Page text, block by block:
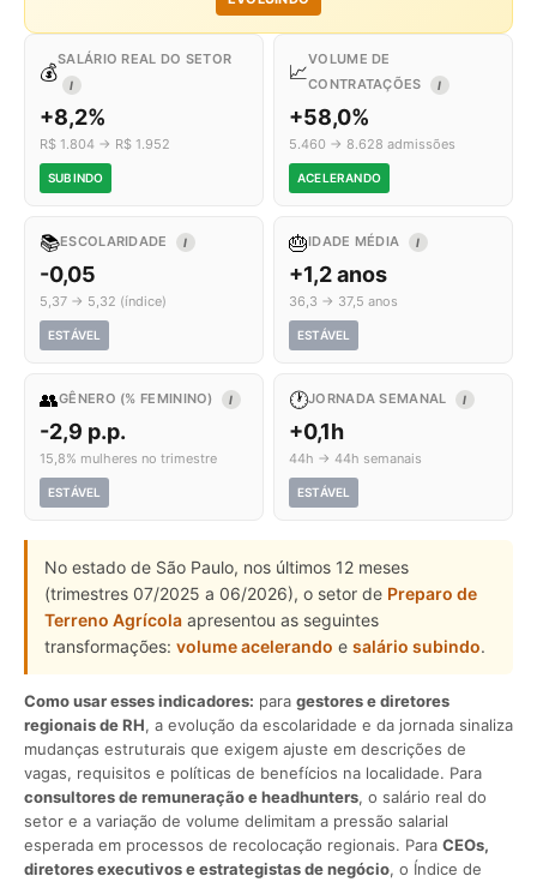
💰
SALÁRIO REAL DO SETOR
I
+8,2%
R$ 1.804 → R$ 1.952
SUBINDO
📈
VOLUME DE
CONTRATAÇÕES
I
+58,0%
5.460 → 8.628 admissões
ACELERANDO
📚ESCOLARIDADE I
-0,05
5,37 → 5,32 (índice)
ESTÁVEL
🎂IDADE MÉDIA I
+1,2 anos
36,3 → 37,5 anos
ESTÁVEL
👥GÊNERO (% FEMININO) I
-2,9 p.p.
15,8% mulheres no trimestre
ESTÁVEL
🕐JORNADA SEMANAL I
+0,1h
44h → 44h semanais
ESTÁVEL
No estado de São Paulo, nos últimos 12 meses
(trimestres 07/2025 a 06/2026), o setor de Preparo de
Terreno Agrícola apresentou as seguintes
transformações: volume acelerando e salário subindo.
Como usar esses indicadores: para gestores e diretores
regionais de RH, a evolução da escolaridade e da jornada sinaliza
mudanças estruturais que exigem ajuste em descrições de
vagas, requisitos e políticas de benefícios na localidade. Para
consultores de remuneração e headhunters, o salário real do
setor e a variação de volume delimitam a pressão salarial
esperada em processos de recolocação regionais. Para CEOs,
diretores executivos e estrategistas de negócio, o Índice de